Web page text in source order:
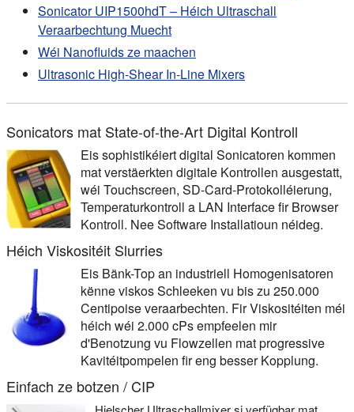
Sonicator UIP1500hdT – Héich Ultraschall
Veraarbechtung Muecht
Wéi Nanofluids ze maachen
Ultrasonic High-Shear In-Line Mixers
Sonicators mat State-of-the-Art Digital Kontroll
Eis sophistikéiert digital Sonicatoren kommen
mat verstäerkten digitale Kontrollen ausgestatt,
wéi Touchscreen, SD-Card-Protokolléierung,
Temperaturkontroll a LAN Interface fir Browser
Kontroll. Nee Software Installatioun néideg.
Héich Viskositéit Slurries
Eis Bänk-Top an industriell Homogenisatoren
kënne viskos Schleeken vu bis zu 250.000
Centipoise veraarbechten. Fir Viskositéiten méi
héich wéi 2.000 cPs empfeelen mir
d'Benotzung vu Flowzellen mat progressive
Kavitéitpompelen fir eng besser Kopplung.
Einfach ze botzen / CIP